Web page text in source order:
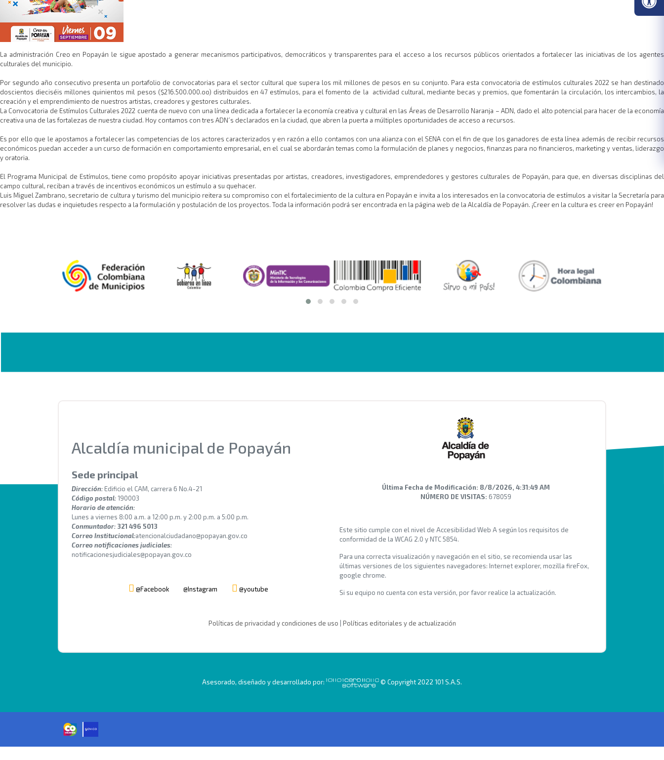
La administración Creo en Popayán le sigue apostado a generar mecanismos participativos, democráticos y transparentes para el acceso a los recursos públicos orientados a fortalecer las iniciativas de los agentes
culturales del municipio.
Por segundo año consecutivo presenta un portafolio de convocatorias para el sector cultural que supera los mil millones de pesos en su conjunto. Para esta convocatoria de estímulos culturales 2022 se han destinado
doscientos dieciséis millones quinientos mil pesos ($216.500.000.oo) distribuidos en 47 estímulos, para el fomento de la actividad cultural, mediante becas y premios, que fomentarán la circulación, los intercambios, la
creación y el emprendimiento de nuestros artistas, creadores y gestores culturales.
La Convocatoria de Estímulos Culturales 2022 cuenta de nuevo con una línea dedicada a fortalecer la economía creativa y cultural en las Áreas de Desarrollo Naranja – ADN, dado el alto potencial para hacer de la economía
creativa una de las fortalezas de nuestra ciudad. Hoy contamos con tres ADN´s declarados en la ciudad, que abren la puerta a múltiples oportunidades de acceso a recursos.
Es por ello que le apostamos a fortalecer las competencias de los actores caracterizados y en razón a ello contamos con una alianza con el SENA con el fin de que los ganadores de esta línea además de recibir recursos
económicos puedan acceder a un curso de formación en comportamiento empresarial, en el cual se abordarán temas como la formulación de planes y negocios, finanzas para no financieros, marketing y ventas, liderazgo
y oratoria.
El Programa Municipal de Estímulos, tiene como propósito apoyar iniciativas presentadas por artistas, creadores, investigadores, emprendedores y gestores culturales de Popayán, para que, en diversas disciplinas del
campo cultural, reciban a través de incentivos económicos un estímulo a su quehacer.
Luis Miguel Zambrano, secretario de cultura y turismo del municipio reitera su compromiso con el fortalecimiento de la cultura en Popayán e invita a los interesados en la convocatoria de estímulos a visitar la Secretaría para
resolver las dudas e inquietudes respecto a la formulación y postulación de los proyectos. Toda la información podrá ser encontrada en la página web de la Alcaldía de Popayán. ¡Creer en la cultura es creer en Popayán!
Alcaldía municipal de Popayán
Sede principal
Dirección: Edificio el CAM, carrera 6 No.4-21
Código postal:190003
Horario de atención:
Lunes a viernes 8:00 a.m. a 12:00 p.m. y 2:00 p.m. a 5:00 p.m.
Conmuntador: 321 496 5013
Correo Institucional:atencionalciudadano@popayan.gov.co
Correo notificaciones judiciales:
notificacionesjudiciales@popayan.gov.co
@Facebook @Instagram @youtube
Última Fecha de Modificación: 8/8/2026, 4:31:49 AM
NÚMERO DE VISITAS: 678059
Este sitio cumple con el nivel de Accesibilidad Web A según los requisitos de
conformidad de la WCAG 2.0 y NTC 5854.
Para una correcta visualización y navegación en el sitio, se recomienda usar las
últimas versiones de los siguientes navegadores: Internet explorer, mozilla fireFox,
google chrome.
Si su equipo no cuenta con esta versión, por favor realice la actualización.
Políticas de privacidad y condiciones de uso Políticas editoriales y de actualización
Asesorado, diseñado y desarrollado por: © Copyright 2022 101 S.A.S.